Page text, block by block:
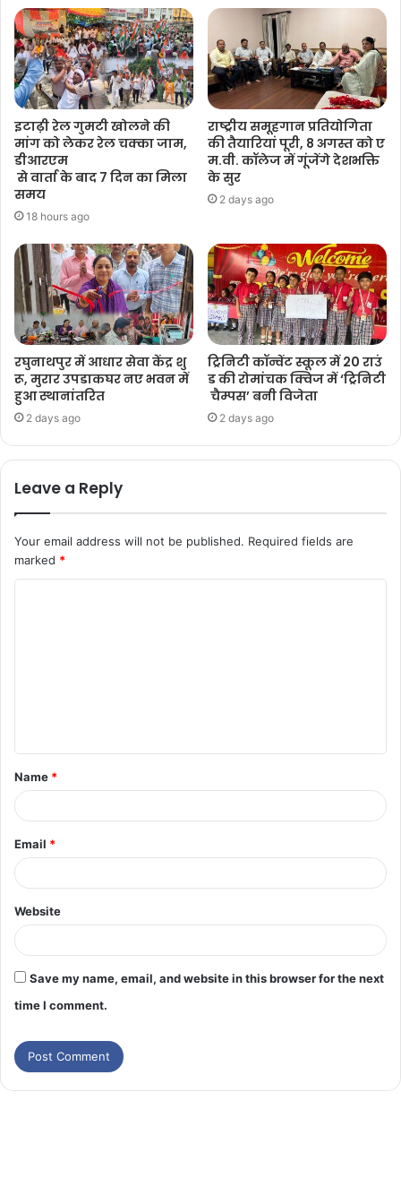
इटाढ़ी रेल गुमटी खोलने की
मांग को लेकर रेल चक्का जाम,
डीआरएम
से वार्ता के बाद 7 दिन का मिला
समय
18 hours ago
राष्ट्रीय समूहगान प्रतियोगिता
की तैयारियां पूरी, 8 अगस्त को ए
म.वी. कॉलेज में गूंजेंगे देशभक्ति
के सुर
2 days ago
रघुनाथपुर में आधार सेवा केंद्र शु
रू, मुरार उपडाकघर नए भवन में
हुआ स्थानांतरित
2 days ago
ट्रिनिटी कॉन्वेंट स्कूल में 20 राउं
ड की रोमांचक क्विज में ‘ट्रिनिटी
चैम्पस’ बनी विजेता
2 days ago
Leave a Reply
Your email address will not be published. Required fields are
marked *
Name *
Email *
Website
Save my name, email, and website in this browser for the next
time I comment.